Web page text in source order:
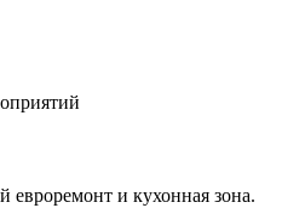
евроремонт и кухонная зона.